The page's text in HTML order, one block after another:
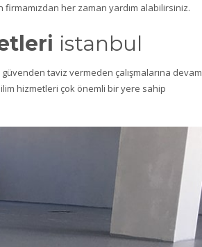
firmamızdan her zaman yardım alabilirsiniz.
istanbul
taviz vermeden çalışmalarına devam
hizmetleri çok önemli bir yere sahip